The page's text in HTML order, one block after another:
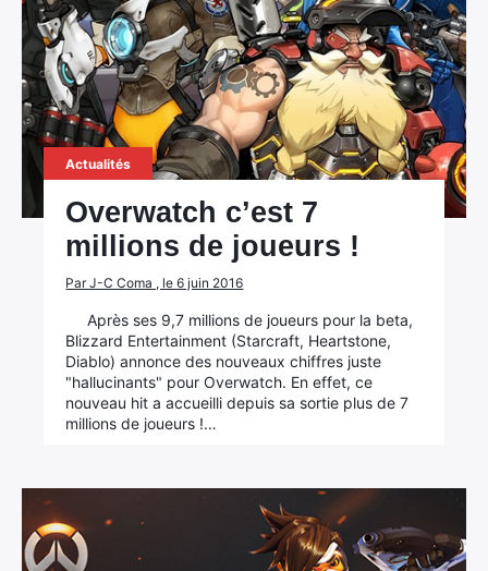
Actualités
Overwatch c’est 7
millions de joueurs !
Par J-C Coma , le 6 juin 2016
Après ses 9,7 millions de joueurs pour la beta,
Blizzard Entertainment (Starcraft, Heartstone,
Diablo) annonce des nouveaux chiffres juste
"hallucinants" pour Overwatch. En effet, ce
nouveau hit a accueilli depuis sa sortie plus de 7
millions de joueurs !…